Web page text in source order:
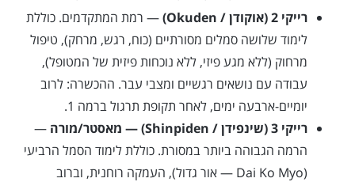
רייקי 2 (אוקודן / Okuden)
— רמת המתקדמים. כוללת
לימוד שלושה סמלים מסורתיים (כוח, רגש, מרחק), טיפול
מרחוק (ללא מגע פיזי, ללא נוכחות פיזית של המטופל),
עבודה עם נושאים רגשיים ומצבי עבר. ההכשרה: לרוב
יומיים-ארבעה ימים, לאחר תקופת תרגול ברמה 1.
רייקי 3 (שינפידן / Shinpiden) — מאסטר/מורה
—
הרמה הגבוהה ביותר במסורת. כוללת לימוד הסמל הרביעי
(Dai Ko Myo — אור גדול), העמקה רוחנית, וברוב